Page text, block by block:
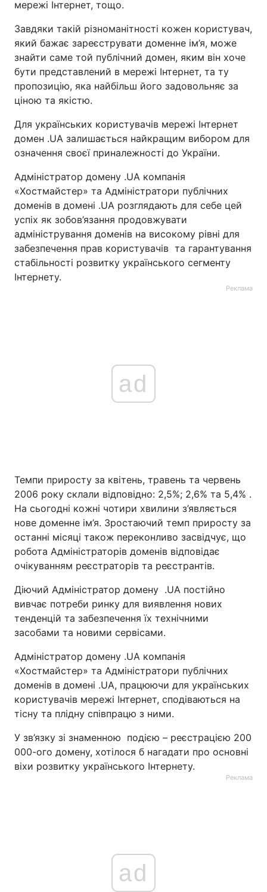
мережі Інтернет, тощо.
Завдяки такій різноманітності кожен користувач,
який бажає зареєструвати доменне ім’я, може
знайти саме той публічний домен, яким він хоче
бути представлений в мережі Інтернет, та ту
пропозицію, яка найбільш його задовольняє за
ціною та якістю.
Для українських користувачів мережі Інтернет
домен .UA залишається найкращим вибором для
означення своєї приналежності до України.
Адміністратор домену .UA компанія
«Хостмайстер» та Адміністратори публічних
доменів в домені .UA розглядають для себе цей
успіх як зобов’язання продовжувати
адміністрування доменів на високому рівні для
забезпечення прав користувачів та гарантування
стабільності розвитку українського сегменту
Інтернету.
Реклама
ad
Темпи приросту за квітень, травень та червень
2006 року склали відповідно: 2,5%; 2,6% та 5,4% .
На сьогодні кожні чотири хвилини з’являється
нове доменне ім’я. Зростаючий темп приросту за
останні місяці також переконливо засвідчує, що
робота Адміністраторів доменів відповідає
очікуванням реєстраторів та реєстрантів.
Діючий Адміністратор домену .UA постійно
вивчає потреби ринку для виявлення нових
тенденцій та забезпечення їх технічними
засобами та новими сервісами.
Адміністратор домену .UA компанія
«Хостмайстер» та Адміністратори публічних
доменів в домені .UA, працюючи для українських
користувачів мережі Інтернет, сподіваються на
тісну та плідну співпрацю з ними.
У зв’язку зі знаменною подією – реєстрацією 200
000-ого домену, хотілося б нагадати про основні
віхи розвитку українського Інтернету.
Реклама
ad